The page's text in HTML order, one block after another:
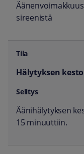
sireenistä
Hälytyksen kesto
Äänihälytyksen
15 minuuttiin.